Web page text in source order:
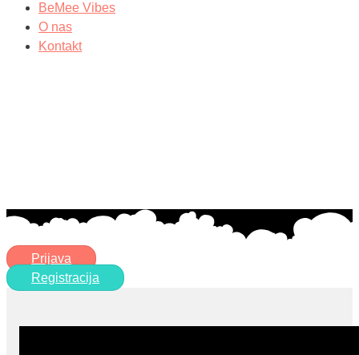
BeMee Vibes
O nas
Kontakt
Prijava
Registracija